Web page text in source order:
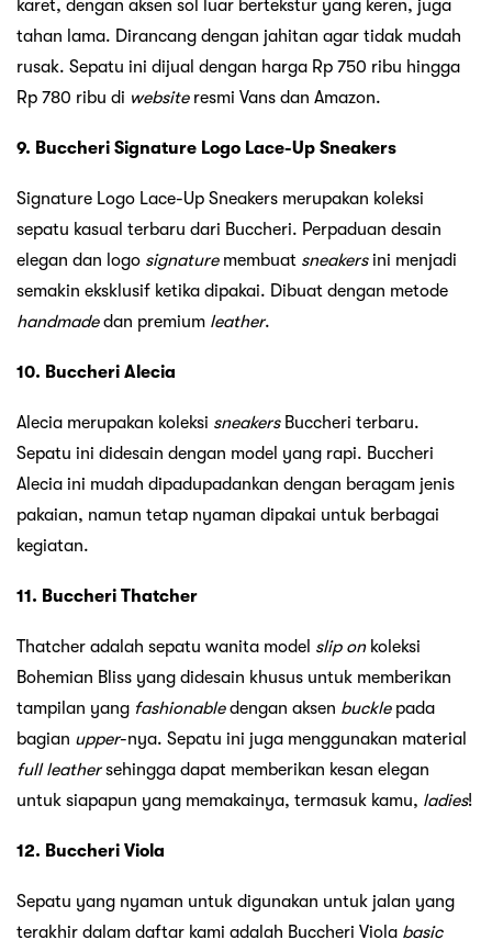
karet, dengan aksen sol luar bertekstur yang keren, juga
tahan lama. Dirancang dengan jahitan agar tidak mudah
rusak. Sepatu ini dijual dengan harga Rp 750 ribu hingga
Rp 780 ribu di websiteresmi Vans dan Amazon.
9. Buccheri Signature Logo Lace-Up Sneakers
Signature Logo Lace-Up Sneakers merupakan koleksi
sepatu kasual terbaru dari Buccheri. Perpaduan desain
elegan dan logo signaturemembuat sneakersini menjadi
semakin eksklusif ketika dipakai. Dibuat dengan metode
handmadedan premium leather.
10. Buccheri Alecia
Alecia merupakan koleksi sneakersBuccheri terbaru.
Sepatu ini didesain dengan model yang rapi. Buccheri
Alecia ini mudah dipadupadankan dengan beragam jenis
pakaian, namun tetap nyaman dipakai untuk berbagai
kegiatan.
11. Buccheri Thatcher
Thatcher adalah sepatu wanita model slip onkoleksi
Bohemian Bliss yang didesain khusus untuk memberikan
tampilan yang fashionabledengan aksen bucklepada
bagian upper-nya. Sepatu ini juga menggunakan material
full leathersehingga dapat memberikan kesan elegan
untuk siapapun yang memakainya, termasuk kamu, ladies!
12. Buccheri Viola
Sepatu yang nyaman untuk digunakan untuk jalan yang
terakhir dalam daftar kami adalah Buccheri Viola basic